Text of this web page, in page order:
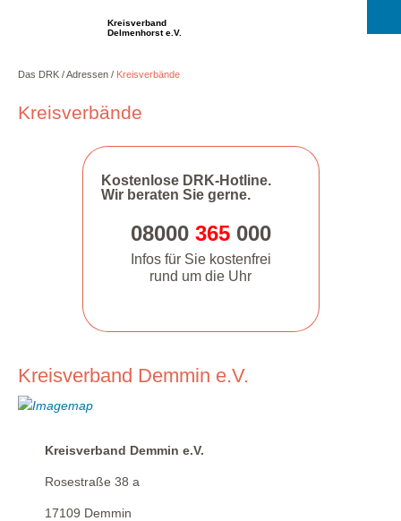
Kreisverband
Delmenhorst e.V.
Das DRK Adressen Kreisverbände
Kreisverbände
Kostenlose DRK-Hotline.
Wir beraten Sie gerne.
08000 365000
Infos für Sie kostenfrei
rund um die Uhr
Kreisverband Demmin e.V.
Kreisverband Demmin e.V.
Rosestraße 38 a
17109 Demmin